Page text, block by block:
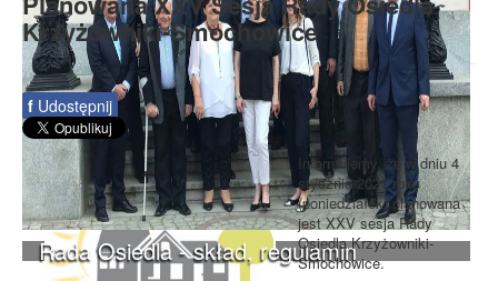
Rada Osiedla - skład, regulamin
Krzyżowniki-Smochowice
f Udostępnij
Informujemy, że w dniu 4
stycznia 2021 roku
(poniedziałek) planowana
jest XXV sesja Rady
Osiedla Krzyżowniki-
Smochowice.